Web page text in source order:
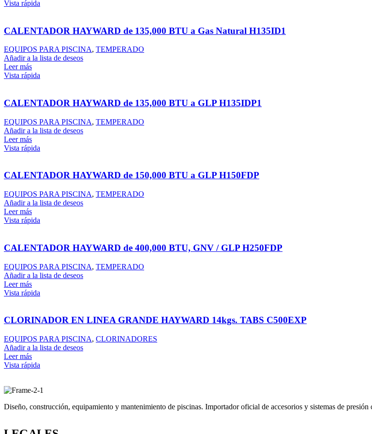
Vista rápida
CALENTADOR HAYWARD de 135,000 BTU a Gas Natural H135ID1
EQUIPOS PARA PISCINA, TEMPERADO
Añadir a la lista de deseos
Leer más
Vista rápida
CALENTADOR HAYWARD de 135,000 BTU a GLP H135IDP1
EQUIPOS PARA PISCINA, TEMPERADO
Añadir a la lista de deseos
Leer más
Vista rápida
CALENTADOR HAYWARD de 150,000 BTU a GLP H150FDP
EQUIPOS PARA PISCINA, TEMPERADO
Añadir a la lista de deseos
Leer más
Vista rápida
CALENTADOR HAYWARD de 400,000 BTU, GNV / GLP H250FDP
EQUIPOS PARA PISCINA, TEMPERADO
Añadir a la lista de deseos
Leer más
Vista rápida
CLORINADOR EN LINEA GRANDE HAYWARD 14kgs. TABS C500EXP
EQUIPOS PARA PISCINA, CLORINADORES
Añadir a la lista de deseos
Leer más
Vista rápida
Diseño, construcción, equipamiento y mantenimiento de piscinas. Importador oficial de accesorios y sistemas de presión